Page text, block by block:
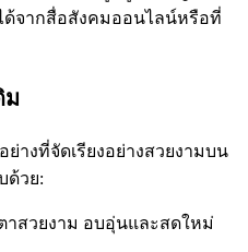
จากสื่อสังคมออนไลน์หรือที่
ม
างที่จัดเรียงอย่างสวยงามบน
ด้วย:
สวยงาม อบอุ่นและสดใหม่